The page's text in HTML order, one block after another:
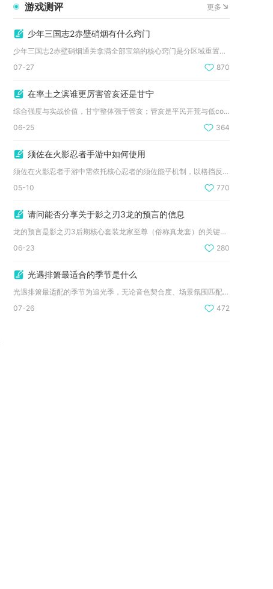
游戏测评 更多
少年三国志2赤壁硝烟有什么窍门
少年三国志2赤壁硝烟通关拿满全部宝箱的核心窍门是分区域重置规...
07-27
870
在率土之滨谁更厉害管亥还是甘宁
综合强度与实战价值，甘宁整体强于管亥；管亥是平民开荒与低co...
06-25
364
须佐在火影忍者手游中如何使用
须佐在火影忍者手游中需依托核心忍者的须佐能乎机制，以格挡反打...
05-10
770
请问能否分享关于影之刃3龙的预言的信息
龙的预言是影之刃3后期核心套装龙家至尊（俗称真龙套）的关键戒...
06-23
280
光遇排箫最适合的季节是什么
光遇排箫最适配的季节为追光季，无论音色契合度、场景氛围匹配度...
07-26
472